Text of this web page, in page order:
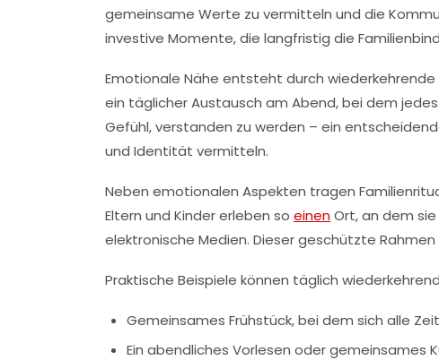
gemeinsame Werte zu vermitteln und die
investive Momente, die langfristig die
Emotionale Nähe entsteht durch
ein täglicher Austausch am Abend, bei dem
Gefühl, verstanden zu werden – ein
und Identität vermitteln.
Neben emotionalen Aspekten tragen
Eltern und Kinder erleben so einenOrt, an dem
elektronische Medien. Dieser geschützte
Praktische Beispiele können täglich
Gemeinsames Frühstück, bei dem sich alle
Ein abendliches Vorlesen oder gemeinsames